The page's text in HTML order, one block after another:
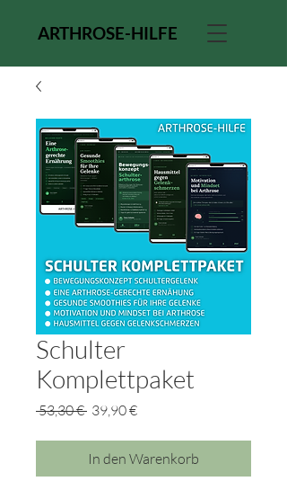
ARTHROSE-HILFE
Schulter
Komplettpaket
53,30 € Standardpreis
39,90 €Sale-
In den Warenkorb